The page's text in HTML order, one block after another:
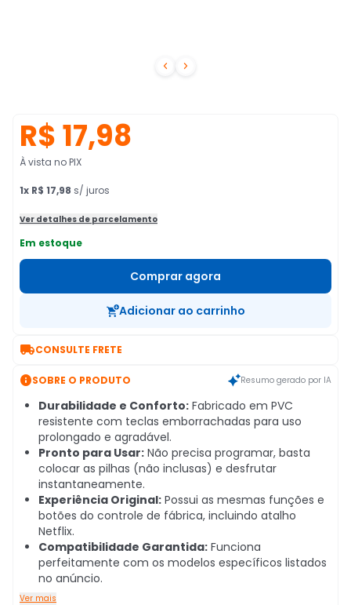
 
R$ 17,98
À vista no PIX
1x R$ 17,98 s/ juros
Ver detalhes de parcelamento
Em estoque
Comprar agora
Adicionar ao carrinho
CONSULTE FRETE
SOBRE O PRODUTO Resumo gerado por IA
Durabilidade e Conforto: Fabricado em PVC
resistente com teclas emborrachadas para uso
prolongado e agradável.
Pronto para Usar: Não precisa programar, basta
colocar as pilhas (não inclusas) e desfrutar
instantaneamente.
Experiência Original: Possui as mesmas funções e
botões do controle de fábrica, incluindo atalho
Netflix.
Compatibilidade Garantida: Funciona
perfeitamente com os modelos específicos listados
no anúncio.
Ver mais